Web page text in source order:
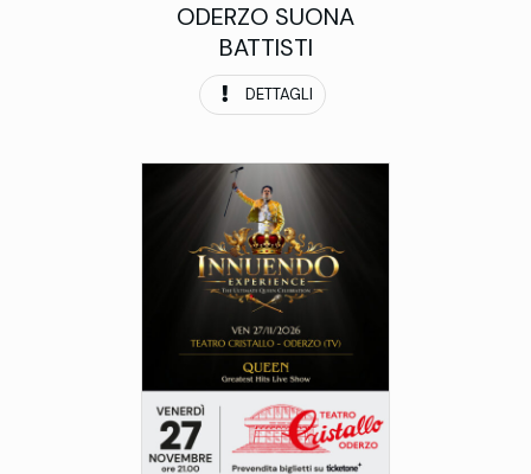
ODERZO SUONA
BATTISTI
DETTAGLI
Data uscita:
Genere:
Concerto